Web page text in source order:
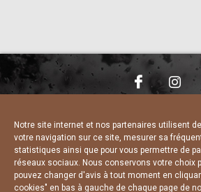
Notre site internet et nos partenaires utilisent
votre navigation sur ce site, mesurer sa
statistiques ainsi que pour vous permettre de
réseaux sociaux. Nous conservons votre choix
pouvez changer d'avis à tout moment en
cookies" en bas à gauche de chaque page de
CHARTE DE CONFIDENTIALITÉ
POLITIQUE D’UTILISATION DES
RÉALISÉ PAR L’AGENCE